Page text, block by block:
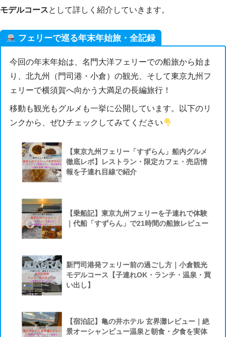
モデルコースとして詳しく紹介していきます。
フェリーで巡る年末年始旅・全記録
今回の年末年始は、名門大洋フェリーでの船旅から始ま
り、北九州（門司港・小倉）の観光、そして東京九州フ
ェリーで横須賀へ向かう大満足の長編旅行！
移動も観光もグルメも一挙に公開しています。以下のリ
ンクから、ぜひチェックしてみてください
【東京九州フェリー「すずらん」船内グルメ
徹底レポ】レストラン・限定カフェ・売店情
報を子連れ目線で紹介
【乗船記】東京九州フェリーを子連れで体験
｜代船「すずらん」で21時間の船旅レビュー
新門司港発フェリー前の過ごし方｜小倉観光
モデルコース【子連れOK・ランチ・温泉・買
い出し】
【宿泊記】亀の井ホテル 玄界灘レビュー｜絶
景オーシャンビュー温泉と朝食・夕食を実体